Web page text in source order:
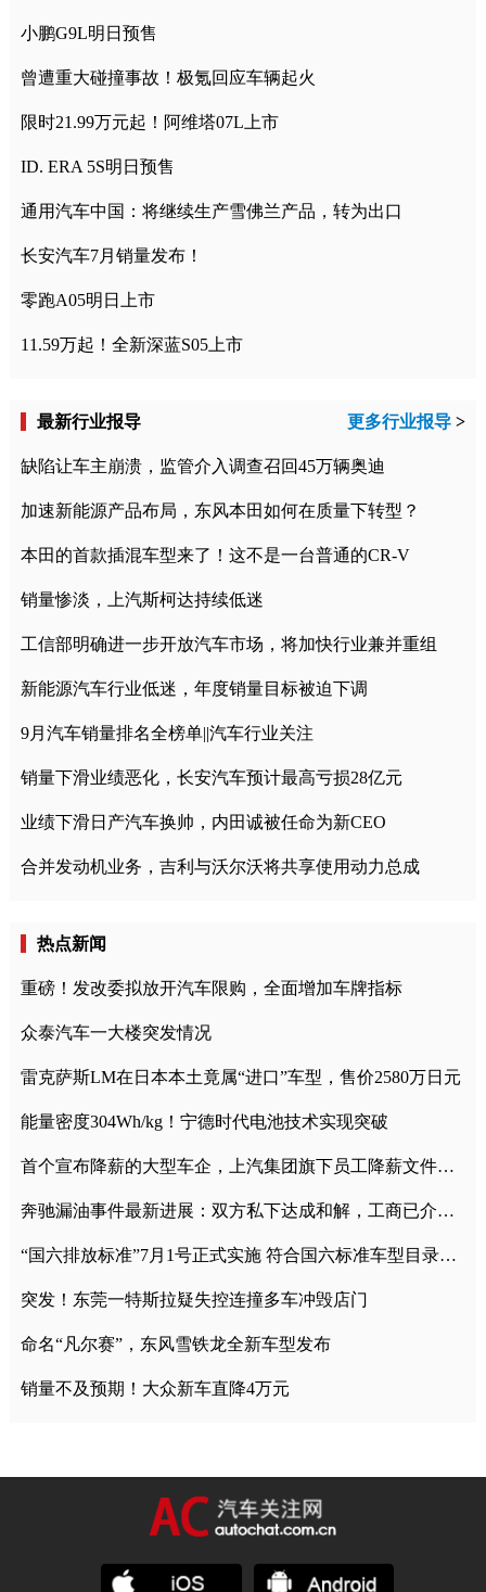
小鹏G9L明日预售
曾遭重大碰撞事故！极氪回应车辆起火
限时21.99万元起！阿维塔07L上市
ID. ERA 5S明日预售
通用汽车中国：将继续生产雪佛兰产品，转为出口
长安汽车7月销量发布！
零跑A05明日上市
11.59万起！全新深蓝S05上市
最新行业报导 更多行业报导 >
缺陷让车主崩溃，监管介入调查召回45万辆奥迪
加速新能源产品布局，东风本田如何在质量下转型？
本田的首款插混车型来了！这不是一台普通的CR-V
销量惨淡，上汽斯柯达持续低迷
工信部明确进一步开放汽车市场，将加快行业兼并重组
新能源汽车行业低迷，年度销量目标被迫下调
9月汽车销量排名全榜单||汽车行业关注
销量下滑业绩恶化，长安汽车预计最高亏损28亿元
业绩下滑日产汽车换帅，内田诚被任命为新CEO
合并发动机业务，吉利与沃尔沃将共享使用动力总成
热点新闻
重磅！发改委拟放开汽车限购，全面增加车牌指标
众泰汽车一大楼突发情况
雷克萨斯LM在日本本土竟属“进口”车型，售价2580万日元
能量密度304Wh/kg！宁德时代电池技术实现突破
首个宣布降薪的大型车企，上汽集团旗下员工降薪文件曝光
奔驰漏油事件最新进展：双方私下达成和解，工商已介入调查
“国六排放标准”7月1号正式实施 符合国六标准车型目录一览
突发！东莞一特斯拉疑失控连撞多车冲毁店门
命名“凡尔赛”，东风雪铁龙全新车型发布
销量不及预期！大众新车直降4万元